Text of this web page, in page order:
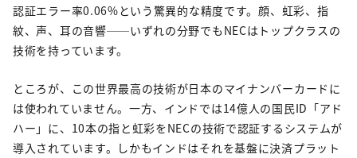
認証エラー率0.06%という驚異的な精度です。顔、虹彩、指
紋、声、耳の音響──いずれの分野でもNECはトップクラスの
技術を持っています。
ところが、この世界最高の技術が日本のマイナンバーカードに
は使われていません。一方、インドでは14億人の国民ID「アド
ハー」に、10本の指と虹彩をNECの技術で認証するシステムが
導入されています。しかもインドはそれを基盤に決済プラット